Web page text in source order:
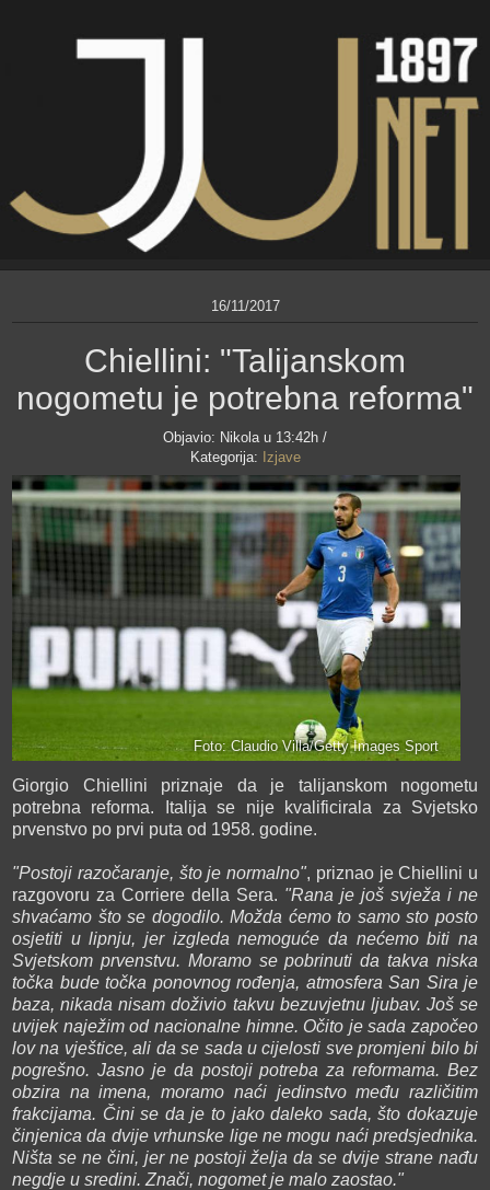
16/11/2017
Chiellini: "Talijanskom
nogometu je potrebna reforma"
Objavio: Nikola u 13:42h /
Kategorija: Izjave
Foto: Claudio Villa/Getty Images Sport
Giorgio Chiellini priznaje da je talijanskom nogometu
potrebna reforma. Italija se nije kvalificirala za Svjetsko
prvenstvo po prvi puta od 1958. godine.
"Postoji razočaranje, što je normalno", priznao je Chiellini u
razgovoru za Corriere della Sera. "Rana je još svježa i ne
shvaćamo što se dogodilo. Možda ćemo to samo sto posto
osjetiti u lipnju, jer izgleda nemoguće da nećemo biti na
Svjetskom prvenstvu. Moramo se pobrinuti da takva niska
točka bude točka ponovnog rođenja, atmosfera San Sira je
baza, nikada nisam doživio takvu bezuvjetnu ljubav. Još se
uvijek naježim od nacionalne himne. Očito je sada započeo
lov na vještice, ali da se sada u cijelosti sve promjeni bilo bi
pogrešno. Jasno je da postoji potreba za reformama. Bez
obzira na imena, moramo naći jedinstvo među različitim
frakcijama. Čini se da je to jako daleko sada, što dokazuje
činjenica da dvije vrhunske lige ne mogu naći predsjednika.
Ništa se ne čini, jer ne postoji želja da se dvije strane nađu
negdje u sredini. Znači, nogomet je malo zaostao."